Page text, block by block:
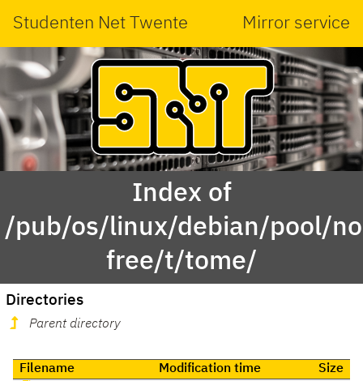
Studenten Net Twente Mirror service
Index of
/pub/os/linux/debian/pool/
free/t/tome/
Directories
Parent directory
Filename Modification time
Size